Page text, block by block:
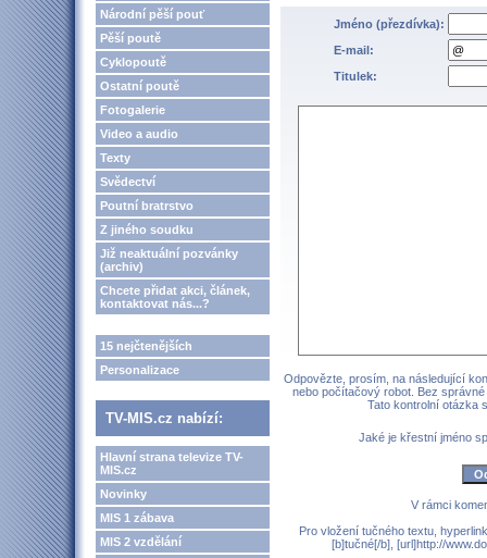
Národní pěší pouť
Pěší poutě
Cyklopoutě
Ostatní poutě
Fotogalerie
Video a audio
Texty
Svědectví
Poutní bratrstvo
Z jiného soudku
Již neaktuální pozvánky
(archiv)
Chcete přidat akci, článek,
kontaktovat nás...?
15 nejčtenějších
Personalizace
TV-MIS.cz nabízí:
Hlavní strana televize TV-
MIS.cz
Novinky
MIS 1 zábava
MIS 2 vzdělání
Jméno (přezdívka):
E-mail:
Titulek:
Odpovězte, prosím, na následující
nebo počítačový robot. Bez
Tato kontrolní otázka
Jaké je křestní jméno
V rámci
Pro vložení tučného textu,
[b]tučné[/b], [url]http://